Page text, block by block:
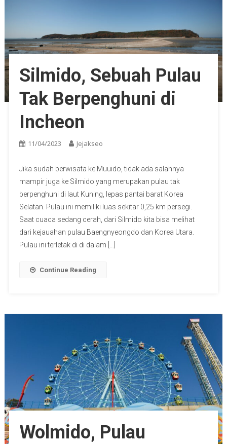
Silmido, Sebuah Pulau
Tak Berpenghuni di
Incheon
11/04/2023 Jejakseo
Jika sudah berwisata ke Muuido, tidak ada salahnya
mampir juga ke Silmido yang merupakan pulau tak
berpenghuni di laut Kuning, lepas pantai barat Korea
Selatan. Pulau ini memiliki luas sekitar 0,25 km persegi.
Saat cuaca sedang cerah, dari Silmido kita bisa melihat
dari kejauahan pulau Baengnyeongdo dan Korea Utara.
Pulau ini terletak di di dalam […]
Continue Reading
Wolmido, Pulau